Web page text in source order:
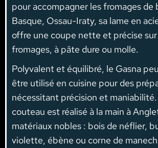
pour accompagner les fromages de
Basque, Ossau-Iraty, sa lame en
offre une coupe nette et précise
fromages, à pâte dure ou molle.
Polyvalent et équilibré, le Gasna
être utilisé en cuisine pour des
nécessitant précision et
couteau est réalisé à la main à
matériaux nobles : bois de néflier,
violette, ébène ou corne de